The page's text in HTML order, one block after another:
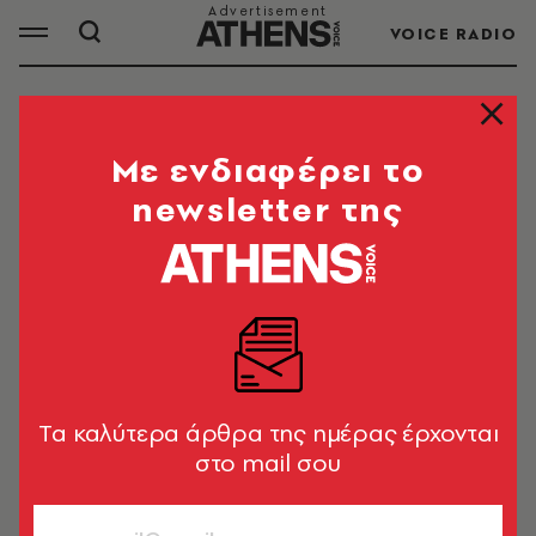
VOICE RADIO
ΑΦΓΑΝΙΣΤΑΝ
ΟΛΑ ΤΑ ΑΡΘΡΑ ΤΟΥ TAG
ΚΟΣΜΟΣ
προς Τραμπ για την επιστροφή της
αεροπορικής βάσης Μπαγκράμ
Mε ενδιαφέρει το
newsletter της
Tα καλύτερα άρθρα της ημέρας έρχονται
στο mail σου